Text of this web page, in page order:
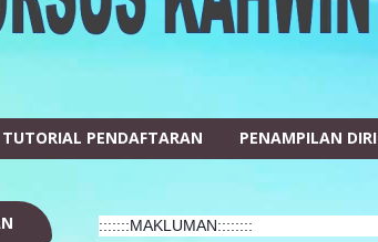
TUTORIAL PENDAFTARAN PENAMPILAN DIRI
:::::::MAKLUMAN::::::::